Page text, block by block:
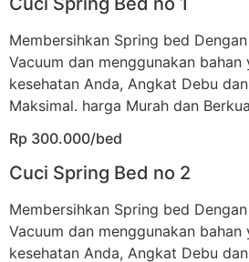
Membersihkan Spring bed
Vacuum dan menggunakan bahan
kesehatan Anda, Angkat Debu
Maksimal. harga Murah dan
Rp 300.000/bed
Cuci Spring Bed no 2
Membersihkan Spring bed
Vacuum dan menggunakan bahan
kesehatan Anda, Angkat Debu